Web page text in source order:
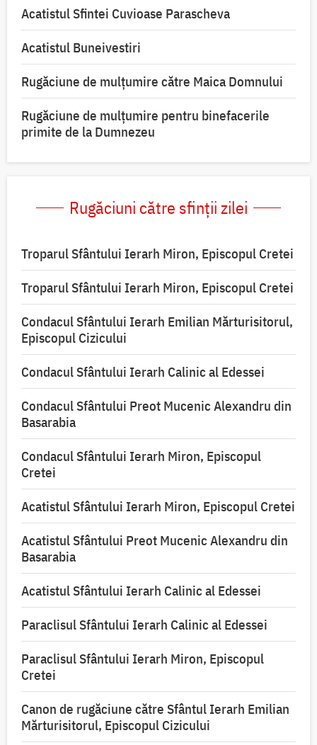
Acatistul Sfintei Cuvioase Parascheva
Acatistul Buneivestiri
Rugăciune de mulţumire către Maica Domnului
Rugăciune de mulțumire pentru binefacerile
primite de la Dumnezeu
Rugăciuni către sfinții zilei
Troparul Sfântului Ierarh Miron, Episcopul Cretei
Troparul Sfântului Ierarh Miron, Episcopul Cretei
Condacul Sfântului Ierarh Emilian Mărturisitorul,
Episcopul Cizicului
Condacul Sfântului Ierarh Calinic al Edessei
Condacul Sfântului Preot Mucenic Alexandru din
Basarabia
Condacul Sfântului Ierarh Miron, Episcopul
Cretei
Acatistul Sfântului Ierarh Miron, Episcopul Cretei
Acatistul Sfântului Preot Mucenic Alexandru din
Basarabia
Acatistul Sfântului Ierarh Calinic al Edessei
Paraclisul Sfântului Ierarh Calinic al Edessei
Paraclisul Sfântului Ierarh Miron, Episcopul
Cretei
Canon de rugăciune către Sfântul Ierarh Emilian
Mărturisitorul, Episcopul Cizicului